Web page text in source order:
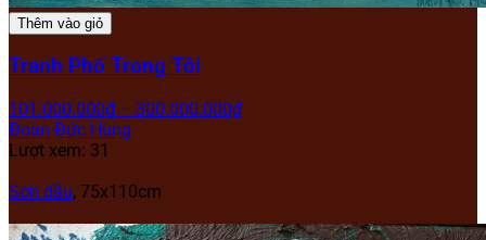
Thêm vào giỏ
Tranh Phố Trong Tôi
101.000.000₫ – 300.000.000₫
Đoàn Đức Hùng
Lượt xem: 31
Sơn dầu, 75x110cm